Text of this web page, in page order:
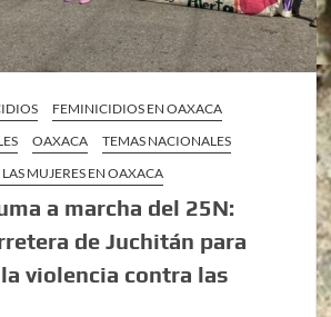
FEMINICIDIOS EN OAXACA
OAXACA
TEMAS NACIONALES
MUJERES EN OAXACA
a marcha del 25N:
de Juchitán para
violencia contra las